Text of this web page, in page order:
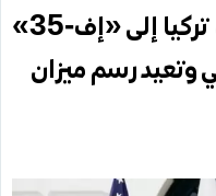
إنذار أمني في تل أبيب: عودة تركيا إلى «إف-35»
وتعيد رسم ميزان